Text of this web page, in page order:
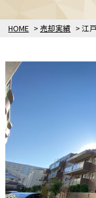
HOME > 売却実績 >